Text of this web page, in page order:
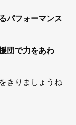
パフォーマンス
団で力をあわ
きりましょうね